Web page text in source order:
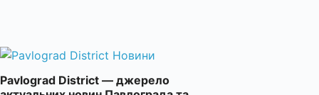
Pavlograd District — джерело